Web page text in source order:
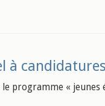
à candidatures
programme « jeunes